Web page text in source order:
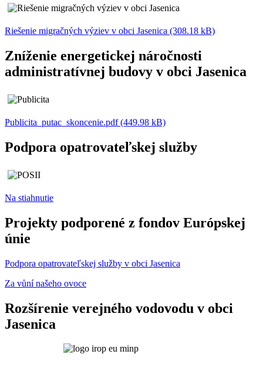
Riešenie migračných výziev v obci Jasenica (308.18 kB)
Zníženie energetickej náročnosti
administratívnej budovy v obci Jasenica
Publicita_putac_skoncenie.pdf (449.98 kB)
Podpora opatrovateľskej služby
Na stiahnutie
Projekty podporené z fondov Európskej
únie
Podpora opatrovateľskej služby v obci Jasenica
Za vůní našeho ovoce
Rozšírenie verejného vodovodu v obci
Jasenica